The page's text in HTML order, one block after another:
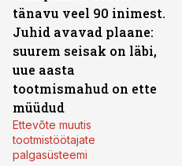
tänavu veel 90 inimest.
Juhid avavad plaane:
suurem seisak on läbi,
uue aasta
tootmismahud on ette
müüdud
Ettevõte muutis
tootmistöötajate
palgasüsteemi